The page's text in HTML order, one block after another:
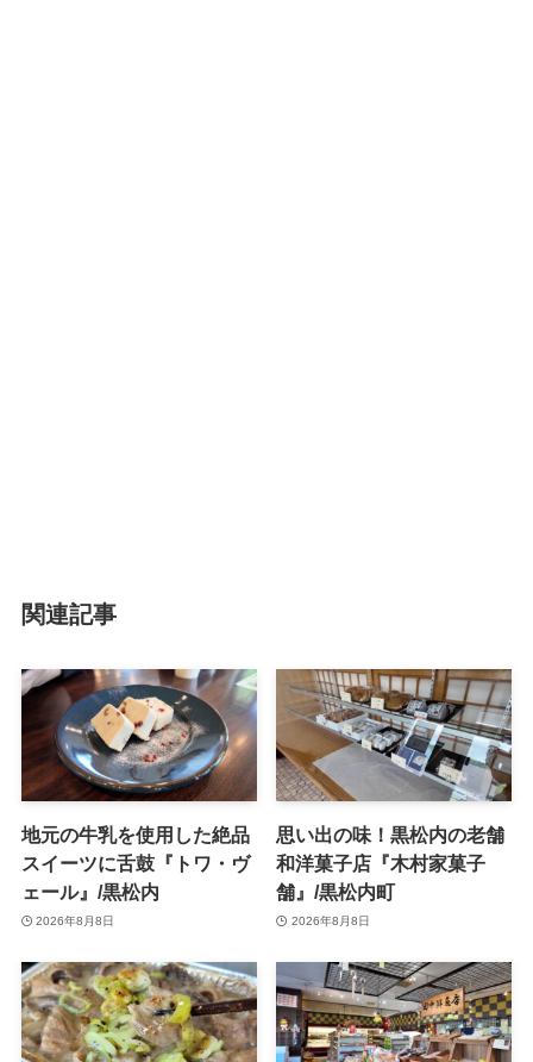
関連記事
地元の牛乳を使用した絶品
スイーツに舌鼓『トワ・ヴ
ェール』/黒松内
2026年8月8日
思い出の味！黒松内の老舗
和洋菓子店『木村家菓子
舗』/黒松内町
2026年8月8日